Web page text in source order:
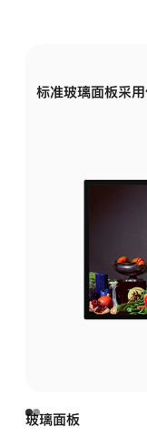
标准玻璃面板采
玻璃面板